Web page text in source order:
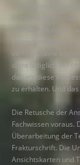
trotz meiner
noch solche
eine Mitteilung. Ich
Wunsch mit einem
verfolge keine
dient lediglich der
darum, diese
zu erhalten. Und
Die Retusche der
Fachwissen voraus.
Überarbeitung der
Frakturschrift. Die
Ansichtskarten und